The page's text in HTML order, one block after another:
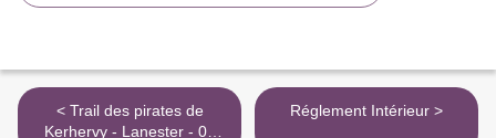
< Trail des pirates de
Kerhervy - Lanester - 01
Réglement Intérieur >